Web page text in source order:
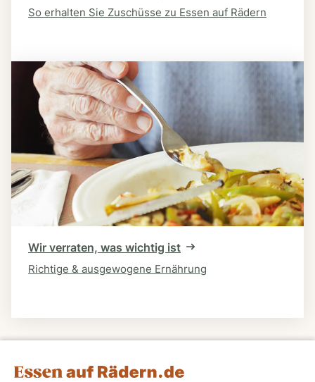
So erhalten Sie Zuschüsse zu Essen auf Rädern
Wir verraten, was wichtig ist
Richtige & ausgewogene Ernährung